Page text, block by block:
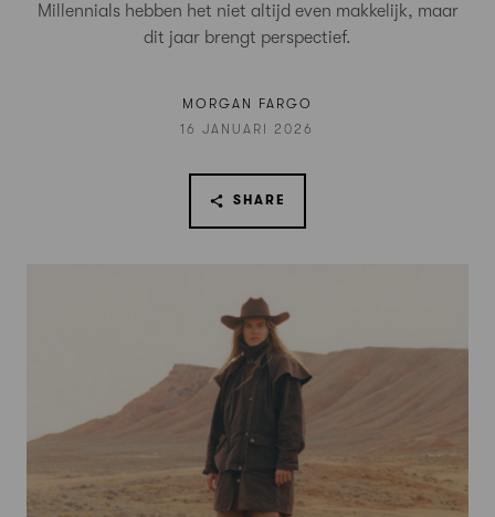
Millennials hebben het niet altijd even makkelijk, maar
dit jaar brengt perspectief.
MORGAN FARGO
16 JANUARI 2026
SHARE